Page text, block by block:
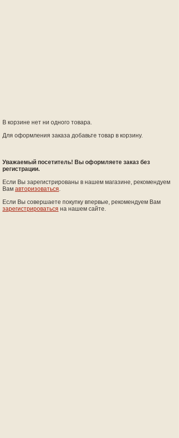
В корзине нет ни одного товара.
Для оформления заказа добавьте товар в корзину.
Уважаемый посетитель! Вы оформляете заказ без
регистрации.
Если Вы зарегистрированы в нашем магазине, рекомендуем
Вам авторизоваться.
Если Вы совершаете покупку впервые, рекомендуем Вам
зарегистрироваться на нашем сайте.